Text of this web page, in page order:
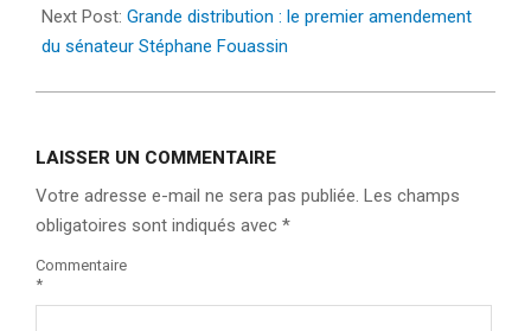
Next Post: Grande distribution : le premier amendement
du sénateur Stéphane Fouassin
LAISSER UN COMMENTAIRE
Votre adresse e-mail ne sera pas publiée. Les champs
obligatoires sont indiqués avec *
Commentaire
*